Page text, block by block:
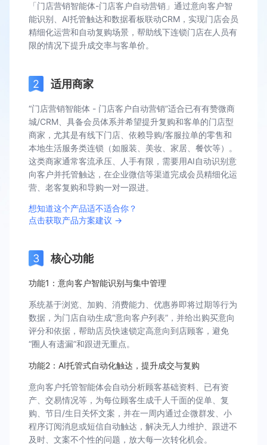
「门店营销智能体-门店客户自动营销」通过意向客户智
能识别、AI托管触达和数据看板联动CRM，实现门店会员
精细化运营和自动复购场景，帮助线下连锁门店在人员有
限的情况下提升成交率与客单价。
适用商家
“门店营销智能体 - 门店客户自动营销”适合已有有赞微商
城/CRM、具备会员体系并希望提升复购和客单的门店型
商家，尤其是有线下门店、依赖导购/客服拉单的零售和
本地生活服务类连锁（如服装、美妆、家居、餐饮等）。
这类商家通常客流承压、人手有限，需要用AI自动识别意
向客户并托管触达，在企业微信等渠道完成会员精细化运
营、老客复购和导购一对一跟进。
想知道这个产品适不适合你？
点击获取产品方案建议 →
核心功能
功能1：意向客户智能识别与集中管理
系统基于浏览、加购、消费能力、优惠券即将过期等行为
数据，为门店自动生成“意向客户列表”，并给出购买意向
评分和依据，帮助店员快速锁定高意向到店顾客，避免
“圈人有遗漏”和跟进无重点。
功能2：AI托管式自动化触达，提升成交与复购
意向客户托管智能体会自动分析顾客基础资料、已有资
产、交易情况等，为每位顾客生成千人千面的促单、复
购、节日/生日关怀文案，并在一周内通过企微群发、小
程序订阅消息或短信自动触达，解决无人力维护、跟进不
及时、文案不个性的问题，放大每一次转化机会。